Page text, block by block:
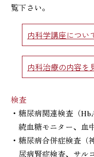
覧下さい。
内科学講座につい
内科治療の内容を
検査
・糖尿病関連検査（
続血糖モニター、血
・糖尿病合併症検査
尿病腎症検査、サル